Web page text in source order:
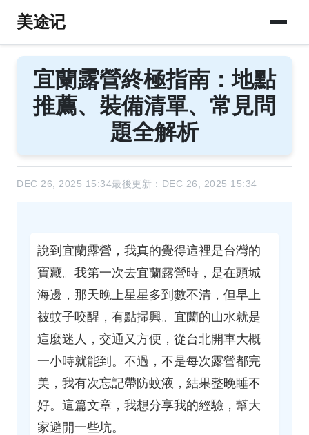
美途记
宜蘭露營終極指南：地點
推薦、裝備清單、常見問
題全解析
DEC 26, 2025 15:34最後更新：DEC 26, 2025 15:34
說到宜蘭露營，我真的覺得這裡是台灣的
寶藏。我第一次去宜蘭露營時，是在頭城
海邊，那天晚上星星多到數不清，但早上
被蚊子咬醒，有點掃興。宜蘭的山水就是
這麼迷人，交通又方便，從台北開車大概
一小時就能到。不過，不是每次露營都完
美，我有次忘記帶防蚊液，結果整晚睡不
好。這篇文章，我想分享我的經驗，幫大
家避開一些坑。